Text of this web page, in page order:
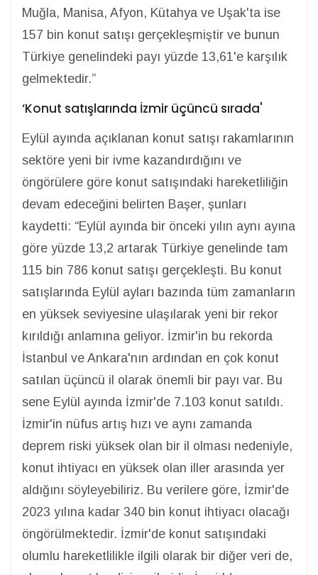
Muğla, Manisa, Afyon, Kütahya ve Uşak'ta ise
157 bin konut satışı gerçekleşmiştir ve bunun
Türkiye genelindeki payı yüzde 13,61'e karşılık
gelmektedir.”
‘Konut satışlarında İzmir üçüncü sırada'
Eylül ayında açıklanan konut satışı rakamlarının
sektöre yeni bir ivme kazandırdığını ve
öngörülere göre konut satışındaki hareketliliğin
devam edeceğini belirten Başer, şunları
kaydetti: “Eylül ayında bir önceki yılın aynı ayına
göre yüzde 13,2 artarak Türkiye genelinde tam
115 bin 786 konut satışı gerçekleşti. Bu konut
satışlarında Eylül ayları bazında tüm zamanların
en yüksek seviyesine ulaşılarak yeni bir rekor
kırıldığı anlamına geliyor. İzmir'in bu rekorda
İstanbul ve Ankara'nın ardından en çok konut
satılan üçüncü il olarak önemli bir payı var. Bu
sene Eylül ayında İzmir'de 7.103 konut satıldı.
İzmir'in nüfus artış hızı ve aynı zamanda
deprem riski yüksek olan bir il olması nedeniyle,
konut ihtiyacı en yüksek olan iller arasında yer
aldığını söyleyebiliriz. Bu verilere göre, İzmir'de
2023 yılına kadar 340 bin konut ihtiyacı olacağı
öngörülmektedir. İzmir'de konut satışındaki
olumlu hareketlilikle ilgili olarak bir diğer veri de,